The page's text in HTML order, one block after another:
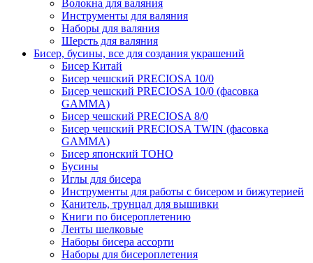
Волокна для валяния
Инструменты для валяния
Наборы для валяния
Шерсть для валяния
Бисер, бусины, все для создания украшений
Бисер Китай
Бисер чешский PRECIOSA 10/0
Бисер чешский PRECIOSA 10/0 (фасовка
GAMMA)
Бисер чешский PRECIOSA 8/0
Бисер чешский PRECIOSA TWIN (фасовка
GAMMA)
Бисер японский TOHO
Бусины
Иглы для бисера
Инструменты для работы с бисером и бижутерией
Канитель, трунцал для вышивки
Книги по бисероплетению
Ленты шелковые
Наборы бисера ассорти
Наборы для бисероплетения